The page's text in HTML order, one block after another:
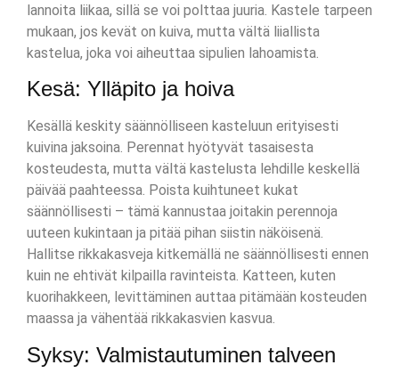
lannoita liikaa, sillä se voi polttaa juuria. Kastele tarpeen
mukaan, jos kevät on kuiva, mutta vältä liiallista
kastelua, joka voi aiheuttaa sipulien lahoamista.
Kesä: Ylläpito ja hoiva
Kesällä keskity säännölliseen kasteluun erityisesti
kuivina jaksoina. Perennat hyötyvät tasaisesta
kosteudesta, mutta vältä kastelusta lehdille keskellä
päivää paahteessa. Poista kuihtuneet kukat
säännöllisesti – tämä kannustaa joitakin perennoja
uuteen kukintaan ja pitää pihan siistin näköisenä.
Hallitse rikkakasveja kitkemällä ne säännöllisesti ennen
kuin ne ehtivät kilpailla ravinteista. Katteen, kuten
kuorihakkeen, levittäminen auttaa pitämään kosteuden
maassa ja vähentää rikkakasvien kasvua.
Syksy: Valmistautuminen talveen